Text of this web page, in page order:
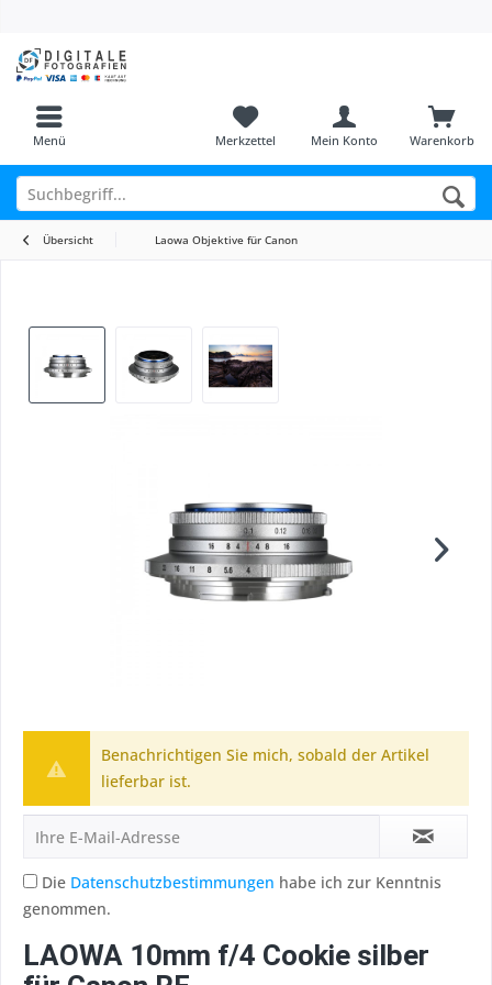
Menü Warenkorb
Merkzettel Mein Konto
Übersicht Laowa Objektive für Canon
Benachrichtigen Sie mich, sobald der Artikel
lieferbar ist.
Die Datenschutzbestimmungen habe ich zur Kenntnis
genommen.
LAOWA 10mm f/4 Cookie silber